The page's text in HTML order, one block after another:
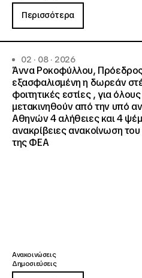
Περισσότερα
02 · 08 · 2026
Άννα Ροκοφύλλου, Πρόεδρος
εξασφαλισμένη η δωρεάν
φοιτητικές εστίες , για
μετακινηθούν από την υπό
Αθηνών 4 αλήθειες και 4
ανακρίβειες ανακοίνωση
της ΦΕΑ
Ανακοινώσεις
Δημοσιεύσεις